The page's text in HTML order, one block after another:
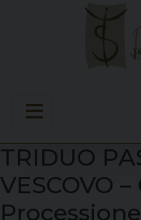
TRIDUO
VESCOVO